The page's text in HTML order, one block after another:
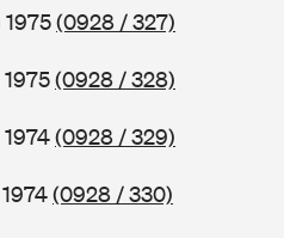
1975(0928 / 327)
(0928 / 328)
(0928 / 329)
(0928 / 330)